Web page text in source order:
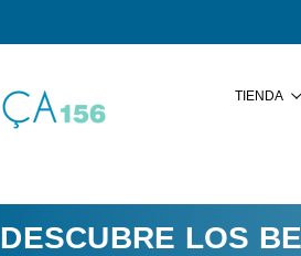
TIENDA
DESCUBRE LOS